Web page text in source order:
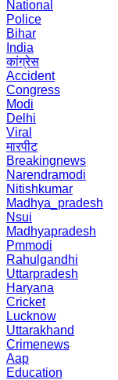
National
Police
Bihar
India
कांग्रेस
Accident
Congress
Modi
Delhi
Viral
मारपीट
Breakingnews
Narendramodi
Nitishkumar
Madhya_pradesh
Nsui
Madhyapradesh
Pmmodi
Rahulgandhi
Uttarpradesh
Haryana
Cricket
Lucknow
Uttarakhand
Crimenews
Aap
Education